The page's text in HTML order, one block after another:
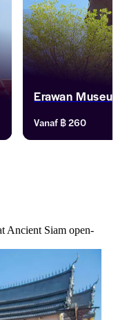
Erawan
Ontdek het
olifantenbeeld en
interieurs in het
Vanaf ฿ 260
Ancient Siam open-